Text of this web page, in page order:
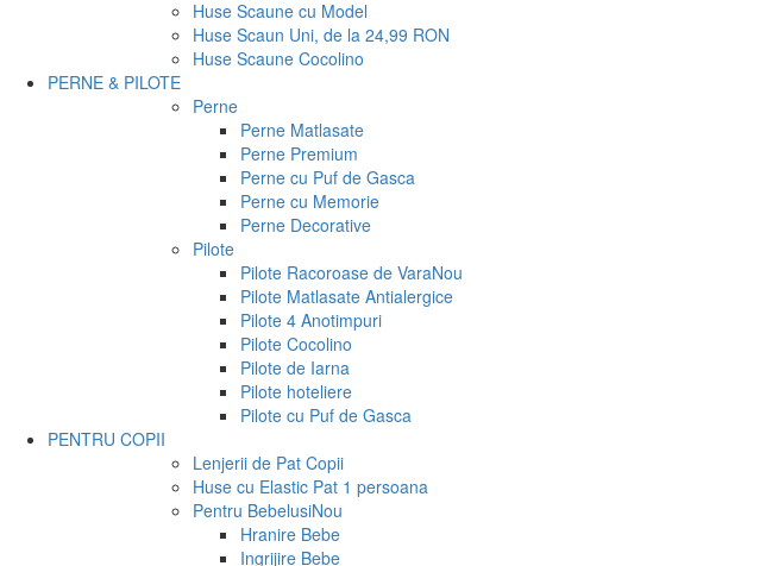
Huse Scaune cu Model
Huse Scaun Uni, de la 24,99 RON
Huse Scaune Cocolino
PERNE & PILOTE
Perne
Perne Matlasate
Perne Premium
Perne cu Puf de Gasca
Perne cu Memorie
Perne Decorative
Pilote
Pilote Racoroase de VaraNou
Pilote Matlasate Antialergice
Pilote 4 Anotimpuri
Pilote Cocolino
Pilote de Iarna
Pilote hoteliere
Pilote cu Puf de Gasca
PENTRU COPII
Lenjerii de Pat Copii
Huse cu Elastic Pat 1 persoana
Pentru BebelusiNou
Hranire Bebe
Ingrijire Bebe